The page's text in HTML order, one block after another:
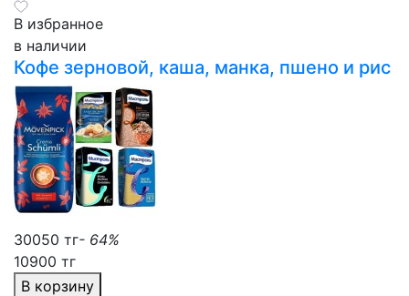
В избранное
в наличии
Кофе зерновой, каша, манка, пшено и рис
30050 тг- 64%
10900 тг
В корзину